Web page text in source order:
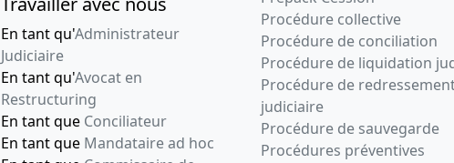
En tant qu'Administrateur
Judiciaire
En tant qu'Avocat en
Restructuring
En tant que Conciliateur
En tant que Mandataire ad hoc
Procédure collective
Procédure de conciliation
Procédure de liquidation
Procédure de
judiciaire
Procédure de sauvegarde
Procédures préventives